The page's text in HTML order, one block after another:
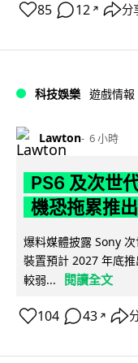
85 12 ↗ 分
科技娛樂 遊戲情報
Lawton 6 小時
PS6 及次世
機恐拖累推
爆料媒體披露 Sony
裝置預計 2027 年底
較弱...
閱讀全文
104 43 ↗